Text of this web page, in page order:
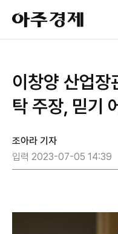
아
주
경
이창양 산업
탁 주장, 믿기
조아라 기자
입력 2023-07-05 14:39